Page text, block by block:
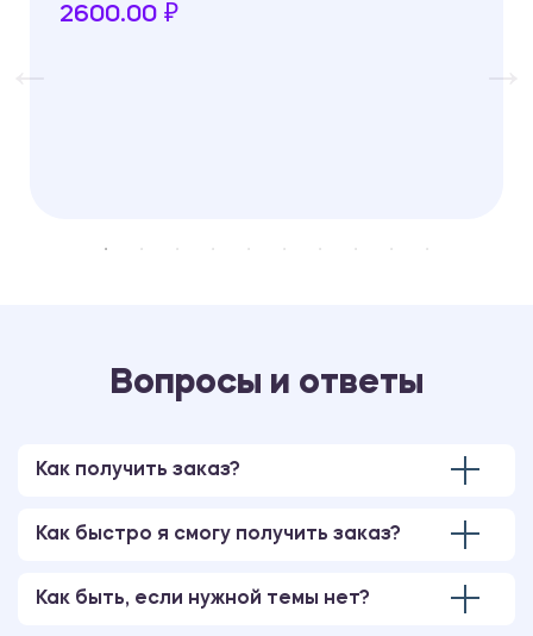
2600.00 ₽
Вопросы и ответы
Как получить заказ?
Как быстро я смогу получить заказ?
Как быть, если нужной темы нет?